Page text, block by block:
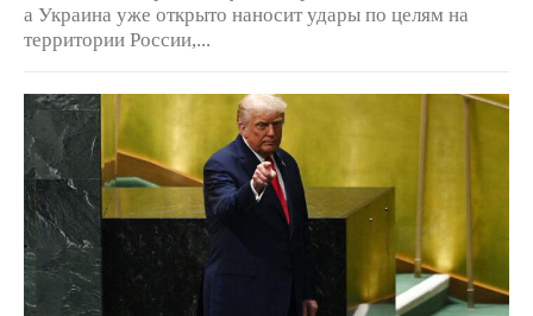
а Украина уже открыто наносит удары по целям на
территории России,...